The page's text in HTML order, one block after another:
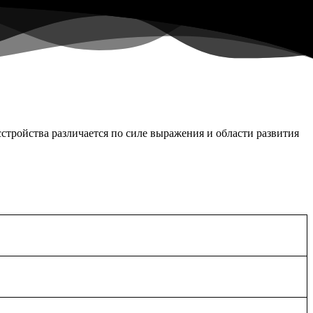
различается по силе выражения и области развития
осмотре логопед должен оценить ,соответствует ли